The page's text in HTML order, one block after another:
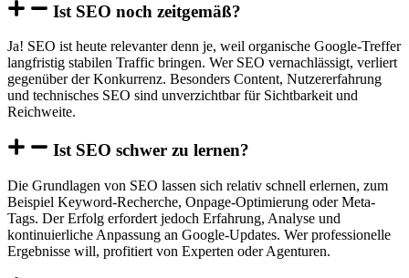
Ist SEO noch zeitgemäß?
Ja! SEO ist heute relevanter denn je, weil organische Google-Treffer
langfristig stabilen Traffic bringen. Wer SEO vernachlässigt, verliert
gegenüber der Konkurrenz. Besonders Content, Nutzererfahrung
und technisches SEO sind unverzichtbar für Sichtbarkeit und
Reichweite.
Ist SEO schwer zu lernen?
Die Grundlagen von SEO lassen sich relativ schnell erlernen, zum
Beispiel Keyword-Recherche, Onpage-Optimierung oder Meta-
Tags. Der Erfolg erfordert jedoch Erfahrung, Analyse und
kontinuierliche Anpassung an Google-Updates. Wer professionelle
Ergebnisse will, profitiert von Experten oder Agenturen.